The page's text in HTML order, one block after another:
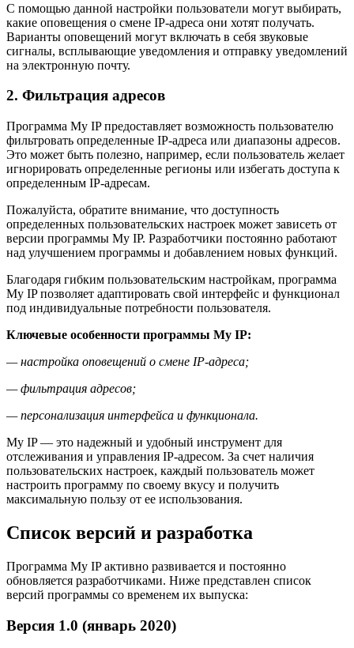
С помощью данной настройки пользователи могут выбирать,
какие оповещения о смене IP-адреса они хотят получать.
Варианты оповещений могут включать в себя звуковые
сигналы, всплывающие уведомления и отправку уведомлений
на электронную почту.
2. Фильтрация адресов
Программа My IP предоставляет возможность пользователю
фильтровать определенные IP-адреса или диапазоны адресов.
Это может быть полезно, например, если пользователь желает
игнорировать определенные регионы или избегать доступа к
определенным IP-адресам.
Пожалуйста, обратите внимание, что доступность
определенных пользовательских настроек может зависеть от
версии программы My IP. Разработчики постоянно работают
над улучшением программы и добавлением новых функций.
Благодаря гибким пользовательским настройкам, программа
My IP позволяет адаптировать свой интерфейс и функционал
под индивидуальные потребности пользователя.
Ключевые особенности программы My IP:
— настройка оповещений о смене IP-адреса;
— фильтрация адресов;
— персонализация интерфейса и функционала.
My IP — это надежный и удобный инструмент для
отслеживания и управления IP-адресом. За счет наличия
пользовательских настроек, каждый пользователь может
настроить программу по своему вкусу и получить
максимальную пользу от ее использования.
Список версий и разработка
Программа My IP активно развивается и постоянно
обновляется разработчиками. Ниже представлен список
версий программы со временем их выпуска:
Версия 1.0 (январь 2020)